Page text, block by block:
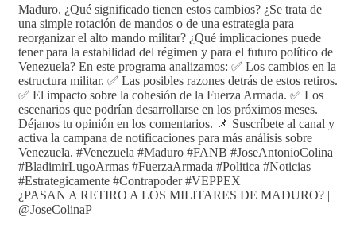
¿PASAN A RETIRO A LOS MILITARES DE MADURO? |
@JoseColinaP